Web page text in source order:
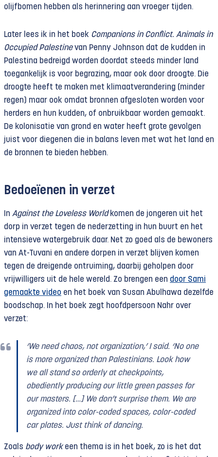
olijfbomen hebben als herinnering aan vroeger tijden.
Later lees ik in het boek Companions in Conflict. Animals in
Occupied Palestinevan Penny Johnson dat de kudden in
Palestina bedreigd worden doordat steeds minder land
toegankelijk is voor begrazing, maar ook door droogte. Die
droogte heeft te maken met klimaatverandering (minder
regen) maar ook omdat bronnen afgesloten worden voor
herders en hun kudden, of onbruikbaar worden gemaakt.
De kolonisatie van grond en water heeft grote gevolgen
juist voor diegenen die in balans leven met wat het land en
de bronnen te bieden hebben.
Bedoeïenen in verzet
In Against the Loveless Worldkomen de jongeren uit het
dorp in verzet tegen de nederzetting in hun buurt en het
intensieve watergebruik daar. Net zo goed als de bewoners
van At-Tuvani en andere dorpen in verzet blijven komen
tegen de dreigende ontruiming, daarbij geholpen door
vrijwilligers uit de hele wereld. Zo brengen een door Sami
gemaakte video en het boek van Susan Abulhawa dezelfde
boodschap. In het boek zegt hoofdpersoon Nahr over
verzet:
‘We need chaos, not organization,’ I said. ‘No one
is more organized than Palestinians. Look how
we all stand so orderly at checkpoints,
obediently producing our little green passes for
our masters. […] We don’t surprise them. We are
organized into color-coded spaces, color-coded
car plates. Just think of dancing.
Zoals body workeen thema is in het boek, zo is het dat